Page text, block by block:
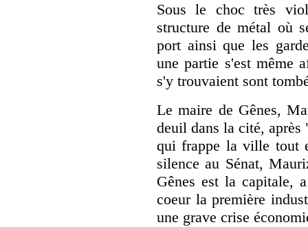
Sous le choc très
structure de métal où
port ainsi que les
une partie s'est même
s'y trouvaient sont
Le maire de Gênes,
deuil dans la cité, après
qui frappe la ville tout
silence au Sénat,
Gênes est la capitale,
coeur la première
une grave crise